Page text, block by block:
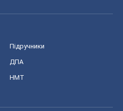
Підручники
ДПА
НМТ